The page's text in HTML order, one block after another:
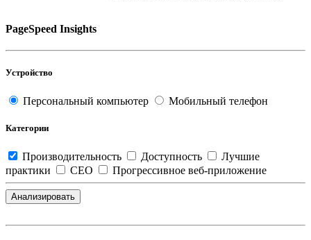
PageSpeed Insights
Устройство
Персональный компьютер Мобильный телефон
Категории
Производительность Доступность
Лучшие
практики
СЕО Прогрессивное веб-приложение
Анализировать